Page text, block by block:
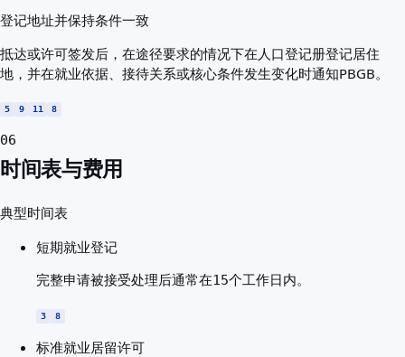
登记地址并保持条件一致
抵达或许可签发后，在途径要求的情况下在人口登记册登记居住
地，并在就业依据、接待关系或核心条件发生变化时通知PBGB。
5 9 11 8
06
时间表与费用
典型时间表
短期就业登记
完整申请被接受处理后通常在15个工作日内。
3 8
标准就业居留许可